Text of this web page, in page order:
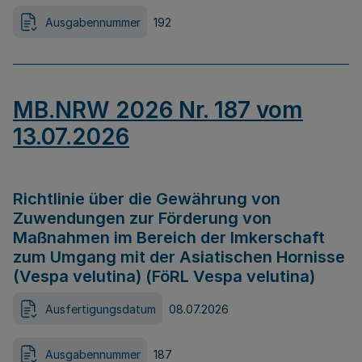
Ausgabennummer 192
MB.NRW 2026 Nr. 187 vom
13.07.2026
Richtlinie über die Gewährung von
Zuwendungen zur Förderung von
Maßnahmen im Bereich der Imkerschaft
zum Umgang mit der Asiatischen Hornisse
(Vespa velutina) (FöRL Vespa velutina)
Ausfertigungsdatum 08.07.2026
Ausgabennummer 187